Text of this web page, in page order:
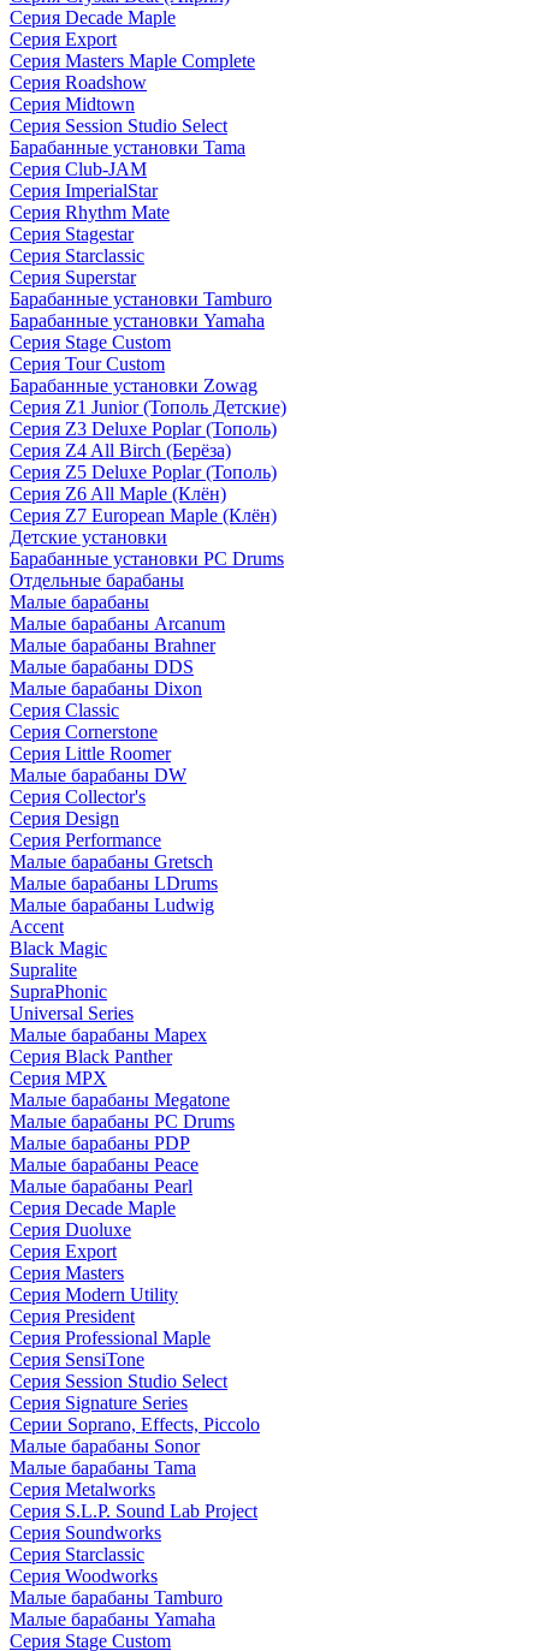
Серия Decade Maple
Серия Export
Серия Masters Maple Complete
Серия Roadshow
Серия Midtown
Серия Session Studio Select
Барабанные установки Tama
Серия Club-JAM
Серия ImperialStar
Серия Rhythm Mate
Серия Stagestar
Серия Starclassic
Серия Superstar
Барабанные установки Tamburo
Барабанные установки Yamaha
Серия Stage Custom
Серия Tour Custom
Барабанные установки Zowag
Серия Z1 Junior (Тополь Детские)
Серия Z3 Deluxe Poplar (Тополь)
Серия Z4 All Birch (Берёза)
Серия Z5 Deluxe Poplar (Тополь)
Серия Z6 All Maple (Клён)
Серия Z7 European Maple (Клён)
Детские установки
Барабанные установки PC Drums
Отдельные барабаны
Малые барабаны
Малые барабаны Arcanum
Малые барабаны Brahner
Малые барабаны DDS
Малые барабаны Dixon
Серия Classic
Серия Cornerstone
Серия Little Roomer
Малые барабаны DW
Серия Collector's
Серия Design
Серия Performance
Малые барабаны Gretsch
Малые барабаны LDrums
Малые барабаны Ludwig
Accent
Black Magic
Supralite
SupraPhonic
Universal Series
Малые барабаны Mapex
Серия Black Panther
Серия MPX
Малые барабаны Megatone
Малые барабаны PC Drums
Малые барабаны PDP
Малые барабаны Peace
Малые барабаны Pearl
Серия Decade Maple
Серия Duoluxe
Серия Export
Серия Masters
Серия Modern Utility
Серия President
Серия Professional Maple
Серия SensiTone
Серия Session Studio Select
Серия Signature Series
Серии Soprano, Effects, Piccolo
Малые барабаны Sonor
Малые барабаны Tama
Серия Metalworks
Серия S.L.P. Sound Lab Project
Серия Soundworks
Серия Starclassic
Серия Woodworks
Малые барабаны Tamburo
Малые барабаны Yamaha
Серия Stage Custom